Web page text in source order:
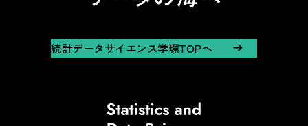
統計データサイエンス学環TOPへ